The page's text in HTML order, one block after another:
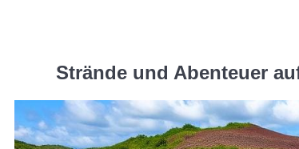
Strände und Abenteuer